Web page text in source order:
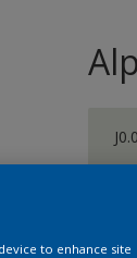
to enhance site